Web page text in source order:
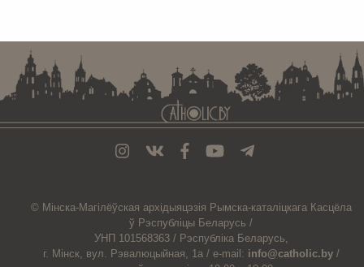
© Мiнска-Магiлёўская архiдыяцэзiя Рымска-каталіцкага Касцёла
ў Рэспубліцы Беларусь /
УНП 101568363 / Рэспубліка Беларусь,
г. Мінск, вул. Рэвалюцыйная, 1а / e-mail: info@catholic.by /